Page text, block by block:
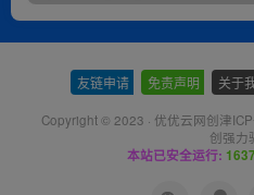
友链申请 免责声明 关于
Copyright © 2023 · 优优云网创津
创强力
本站已安全运行: